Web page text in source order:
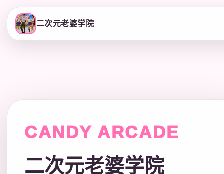
二次元老婆学院
CANDY ARCADE
二次元老婆学院